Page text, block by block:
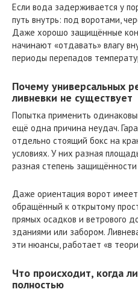
Если вода задерживается у
путь внутрь: под воротами,
Даже хорошо защищённые
начинают «отдавать» влагу
периоды перепадов
Почему универсальных
ливневки не существует
Попытка применить
ещё одна причина неудач.
отдельно стоящий бокс на
условиях. У них разная
разная степень
Даже ориентация ворот имеет
обращённый к открытому
прямых осадков и ветрового
зданиями или забором.
эти нюансы, работает «в
Что происходит, когда
полностью